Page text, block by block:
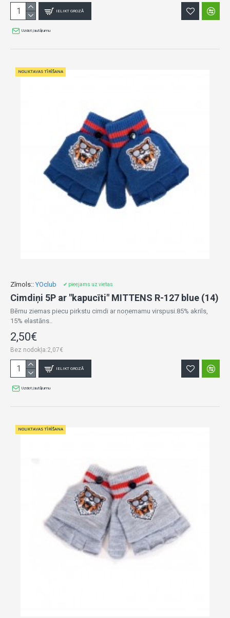
IELIKT GROZĀ
Uzdot jautājumu
NOLIKTAVAS TĪRĪŠANA
Zīmols:: YOclub ✔ pieejams uz vietas
Cimdiņi 5P ar "kapucīti" MITTENS R-127 blue (14)
Bērnu ziemas piecu pirkstu cimdi ar noņemamu virspusi.85% akrils,
15% elastāns..
2,50€
Bez nodokļa:2,07€
IELIKT GROZĀ
Uzdot jautājumu
NOLIKTAVAS TĪRĪŠANA